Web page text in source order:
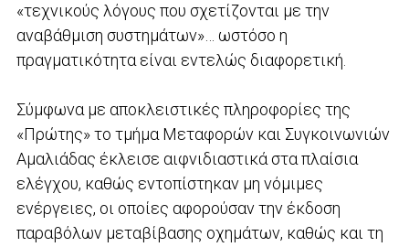
«τεχνικούς λόγους που σχετίζονται με την
αναβάθμιση συστημάτων»… ωστόσο η
πραγματικότητα είναι εντελώς διαφορετική.
Σύμφωνα με αποκλειστικές πληροφορίες της
«Πρώτης» το τμήμα Μεταφορών και Συγκοινωνιών
Αμαλιάδας έκλεισε αιφνιδιαστικά στα πλαίσια
ελέγχου, καθώς εντοπίστηκαν μη νόμιμες
ενέργειες, οι οποίες αφορούσαν την έκδοση
παραβόλων μεταβίβασης οχημάτων, καθώς και τη